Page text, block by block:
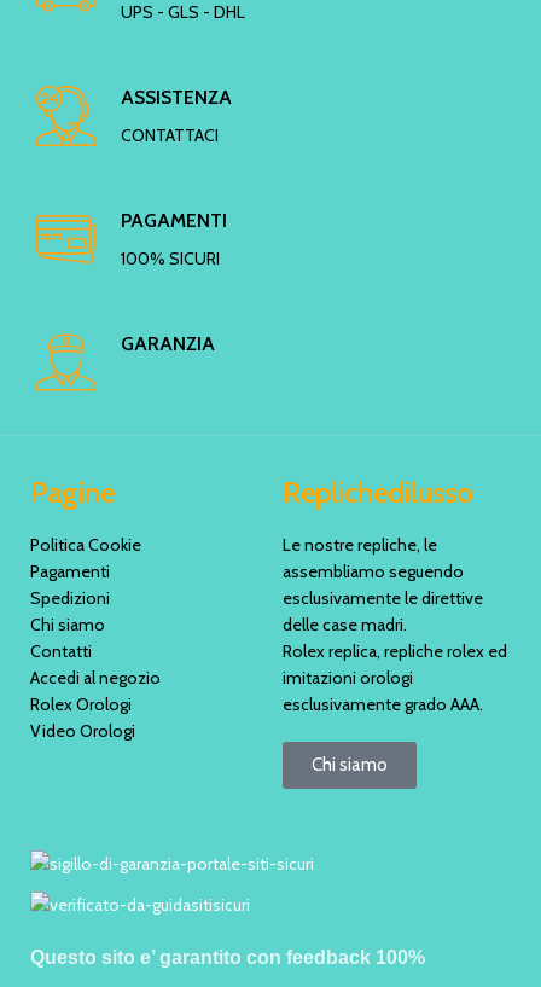
UPS - GLS - DHL
ASSISTENZA
CONTATTACI
PAGAMENTI
100% SICURI
GARANZIA
Pagine
Politica Cookie
Pagamenti
Spedizioni
Chi siamo
Contatti
Accedi al negozio
Rolex Orologi
Video Orologi
Replichedilusso
Le nostre repliche, le
assembliamo seguendo
esclusivamente le direttive
delle case madri.
Rolex replica, repliche rolex ed
imitazioni orologi
esclusivamente grado AAA.
Chi siamo
Questo sito e’ garantito con feedback 100%